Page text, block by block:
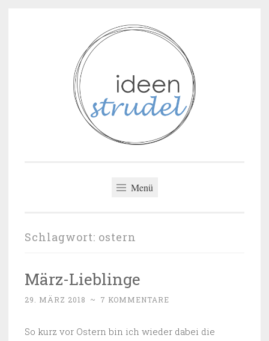
Menü
Schlagwort: ostern
März-Lieblinge
29. MÄRZ 2018 ~ 7 KOMMENTARE
So kurz vor Ostern bin ich wieder dabei die